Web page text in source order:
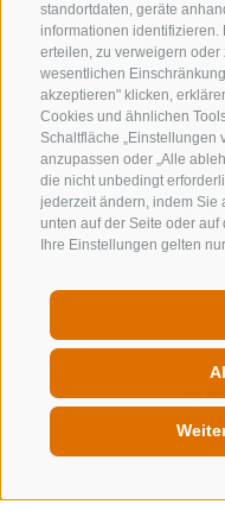
standortdaten, geräte
informationen identifizieren.
erteilen, zu verweigern
wesentlichen
akzeptieren" klicken,
Cookies und ähnlichen
Schaltfläche „Einstellungen
anzupassen oder „Alle
die nicht unbedingt
jederzeit ändern, indem Sie
unten auf der Seite oder
Ihre Einstellungen gelten